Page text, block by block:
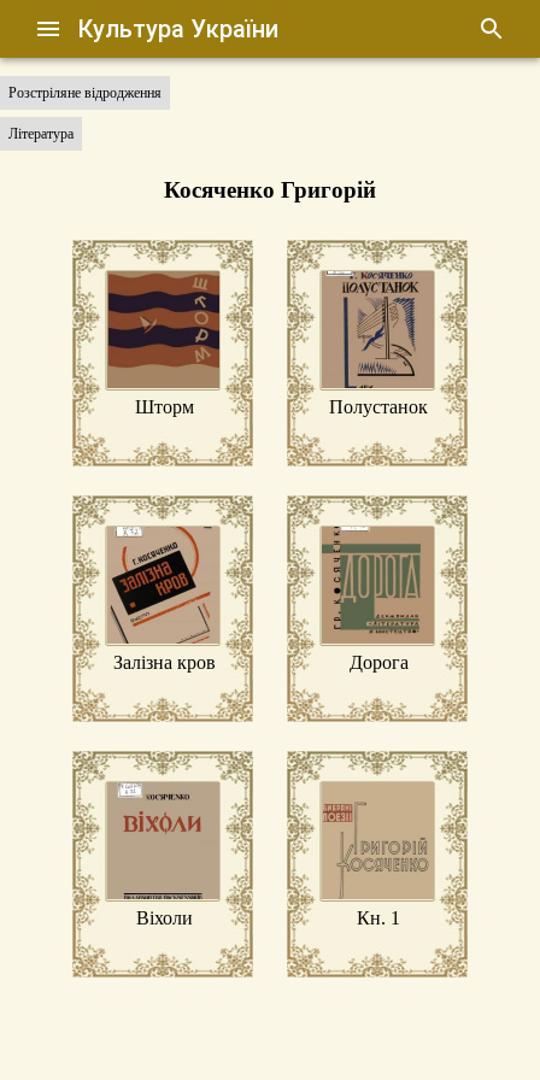
Культура України
Розстріляне відродження
Література
Косяченко Григорій
Шторм Полустанок
Залізна кров Дорога
Віхоли Кн. 1